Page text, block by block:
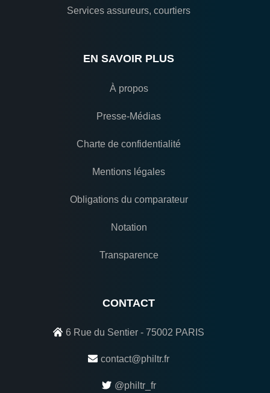
Services assureurs, courtiers
EN SAVOIR PLUS
À propos
Presse-Médias
Charte de confidentialité
Mentions légales
Obligations du comparateur
Notation
Transparence
CONTACT
6 Rue du Sentier - 75002 PARIS
contact@philtr.fr
@philtr_fr